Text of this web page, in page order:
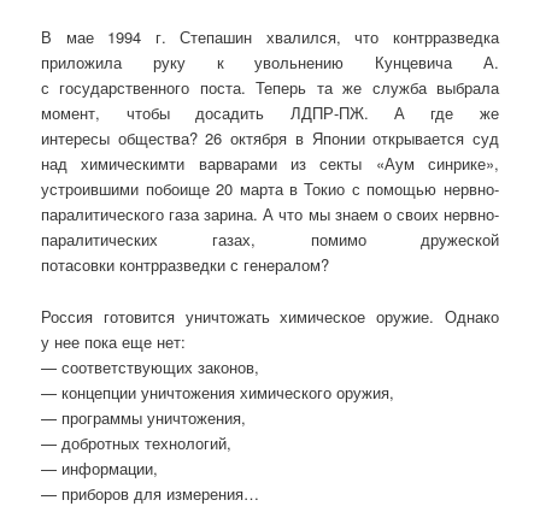
В мае 1994 г. Степашин хвалился, что контрразведка
приложила руку к увольнению Кунцевича А.
с государственного поста. Теперь та же служба выбрала
момент, чтобы досадить ЛДПР-ПЖ. А где же
интересы общества? 26 октября в Японии открывается суд
над химическимти варварами из секты «Аум синрике»,
устроившими побоище 20 марта в Токио с помощью нервно-
паралитического газа зарина. А что мы знаем о своих нервно-
паралитических газах, помимо дружеской
потасовки контрразведки с генералом?
Россия готовится уничтожать химическое оружие. Однако
у нее пока еще нет:
— соответствующих законов,
— концепции уничтожения химического оружия,
— программы уничтожения,
— добротных технологий,
— информации,
— приборов для измерения…